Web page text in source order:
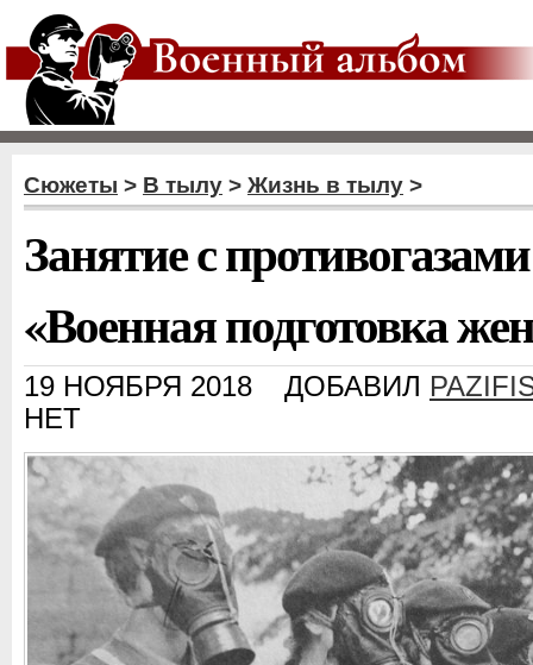
Сюжеты > В тылу > Жизнь в тылу >
Занятие с
«Военная подготовка
19 НОЯБРЯ 2018 ДОБАВИЛ
НЕТ